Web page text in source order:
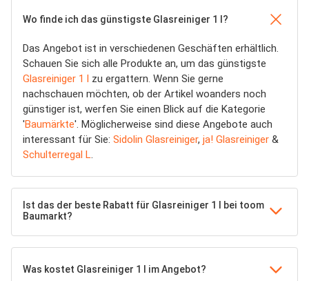
Wo finde ich das günstigste Glasreiniger 1 l?
Das Angebot ist in verschiedenen Geschäften erhältlich.
Schauen Sie sich alle Produkte an, um das günstigste
Glasreiniger 1 l zu ergattern. Wenn Sie gerne
nachschauen möchten, ob der Artikel woanders noch
günstiger ist, werfen Sie einen Blick auf die Kategorie
'Baumärkte'. Möglicherweise sind diese Angebote auch
interessant für Sie: Sidolin Glasreiniger, ja! Glasreiniger &
Schulterregal L.
Ist das der beste Rabatt für Glasreiniger 1 l bei toom
Baumarkt?
Was kostet Glasreiniger 1 l im Angebot?